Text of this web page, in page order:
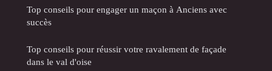
Top conseils pour engager un maçon à Anciens avec
succès
Top conseils pour réussir votre ravalement de façade
dans le val d'oise